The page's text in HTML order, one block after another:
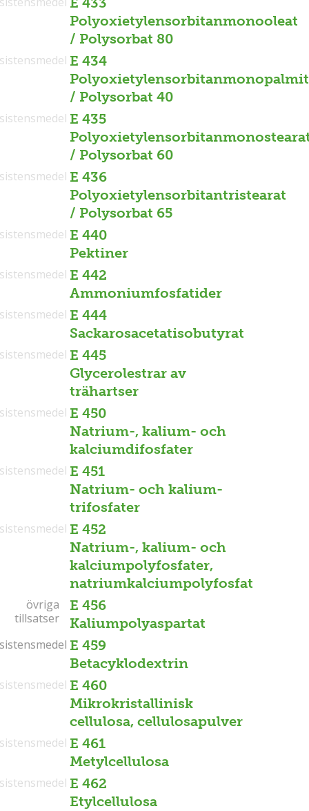
Polyoxietylensorbitanmonooleat
/ Polysorbat 80
E 434
/ Polysorbat 40
E 435
/ Polysorbat 60
E 436
Polyoxietylensorbitantristearat
/ Polysorbat 65
E 440
Pektiner
E 442
Ammoniumfosfatider
E 444
Sackarosacetatisobutyrat
E 445
Glycerolestrar av
trähartser
E 450
Natrium-, kalium- och
kalciumdifosfater
E 451
Natrium- och kalium-
trifosfater
E 452
Natrium-, kalium- och
kalciumpolyfosfater,
natriumkalciumpolyfosfat
E 456
Kaliumpolyaspartat
övriga
tillsatser
övriga
tillsatser
E 459
Betacyklodextrin
E 460
Mikrokristallinisk
cellulosa, cellulosapulver
E 461
Metylcellulosa
E 462
Etylcellulosa